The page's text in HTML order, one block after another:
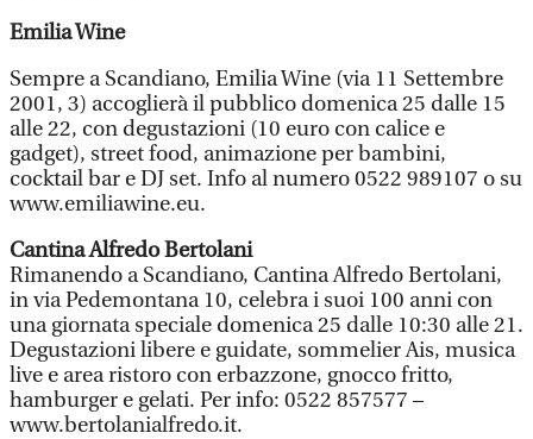
Emilia Wine
Sempre a Scandiano, Emilia Wine (via 11 Settembre
2001, 3) accoglierà il pubblico domenica 25 dalle 15
alle 22, con degustazioni (10 euro con calice e
gadget), street food, animazione per bambini,
cocktail bar e DJ set. Info al numero 0522 989107 o su
www.emiliawine.eu.
Cantina Alfredo Bertolani
Rimanendo a Scandiano, Cantina Alfredo Bertolani,
in via Pedemontana 10, celebra i suoi 100 anni con
una giornata speciale domenica 25 dalle 10:30 alle 21.
Degustazioni libere e guidate, sommelier Ais, musica
live e area ristoro con erbazzone, gnocco fritto,
hamburger e gelati. Per info: 0522 857577 –
www.bertolanialfredo.it.